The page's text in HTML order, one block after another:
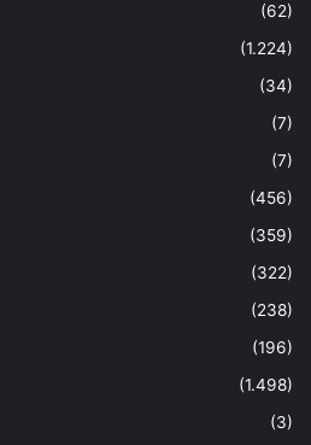
(62)
(1.224)
(34)
(7)
(7)
(456)
(359)
(322)
(238)
(196)
(1.498)
(3)